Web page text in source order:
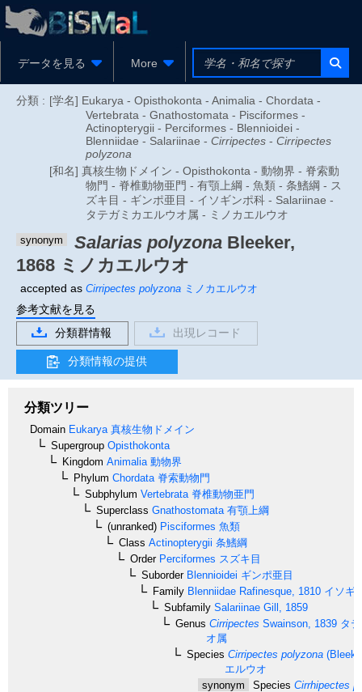
データを見る More
分類 : [学名] Eukarya - Opisthokonta - Animalia - Chordata -
Vertebrata - Gnathostomata - Pisciformes -
Actinopterygii - Perciformes - Blennioidei -
Blenniidae - Salariinae - Cirripectes - Cirripectes
polyzona
[和名] 真核生物ドメイン - Opisthokonta - 動物界 - 脊索動
物門 - 脊椎動物亜門 - 有顎上綱 - 魚類 - 条鰭綱 - ス
ズキ目 - ギンポ亜目 - イソギンポ科 - Salariinae -
タテガミカエルウオ属 - ミノカエルウオ
synonym Salarias polyzona Bleeker,
1868 ミノカエルウオ
accepted as Cirripectes polyzona ミノカエルウオ
参考文献を見る
分類群情報
出現レコード
分類情報の提供
分類ツリー
Domain Eukarya 真核生物ドメイン
Supergroup Opisthokonta
Kingdom Animalia 動物界
Phylum Chordata 脊索動物門
Subphylum Vertebrata 脊椎動物亜門
Superclass Gnathostomata 有顎上綱
(unranked) Pisciformes 魚類
Class Actinopterygii 条鰭綱
OrderPerciformes スズキ目
SuborderBlennioidei ギンポ亜目
Family Blenniidae Rafinesque, 1810 イソギ
Subfamily Salariinae Gill, 1859
Genus Cirripectes Swainson, 1839 タ
オ属
Species Cirripectes polyzona
エルウオ
synonym
Species Cirrhipectes